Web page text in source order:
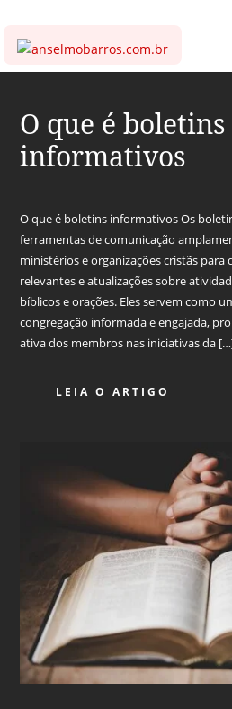
O que é boletins
informativos
O que é boletins informativos Os
ferramentas de comunicação
ministérios e organizações cristãs para
relevantes e atualizações sobre
bíblicos e orações. Eles servem como
congregação informada e engajada,
ativa dos membros nas iniciativas da
LEIA O ARTIGO